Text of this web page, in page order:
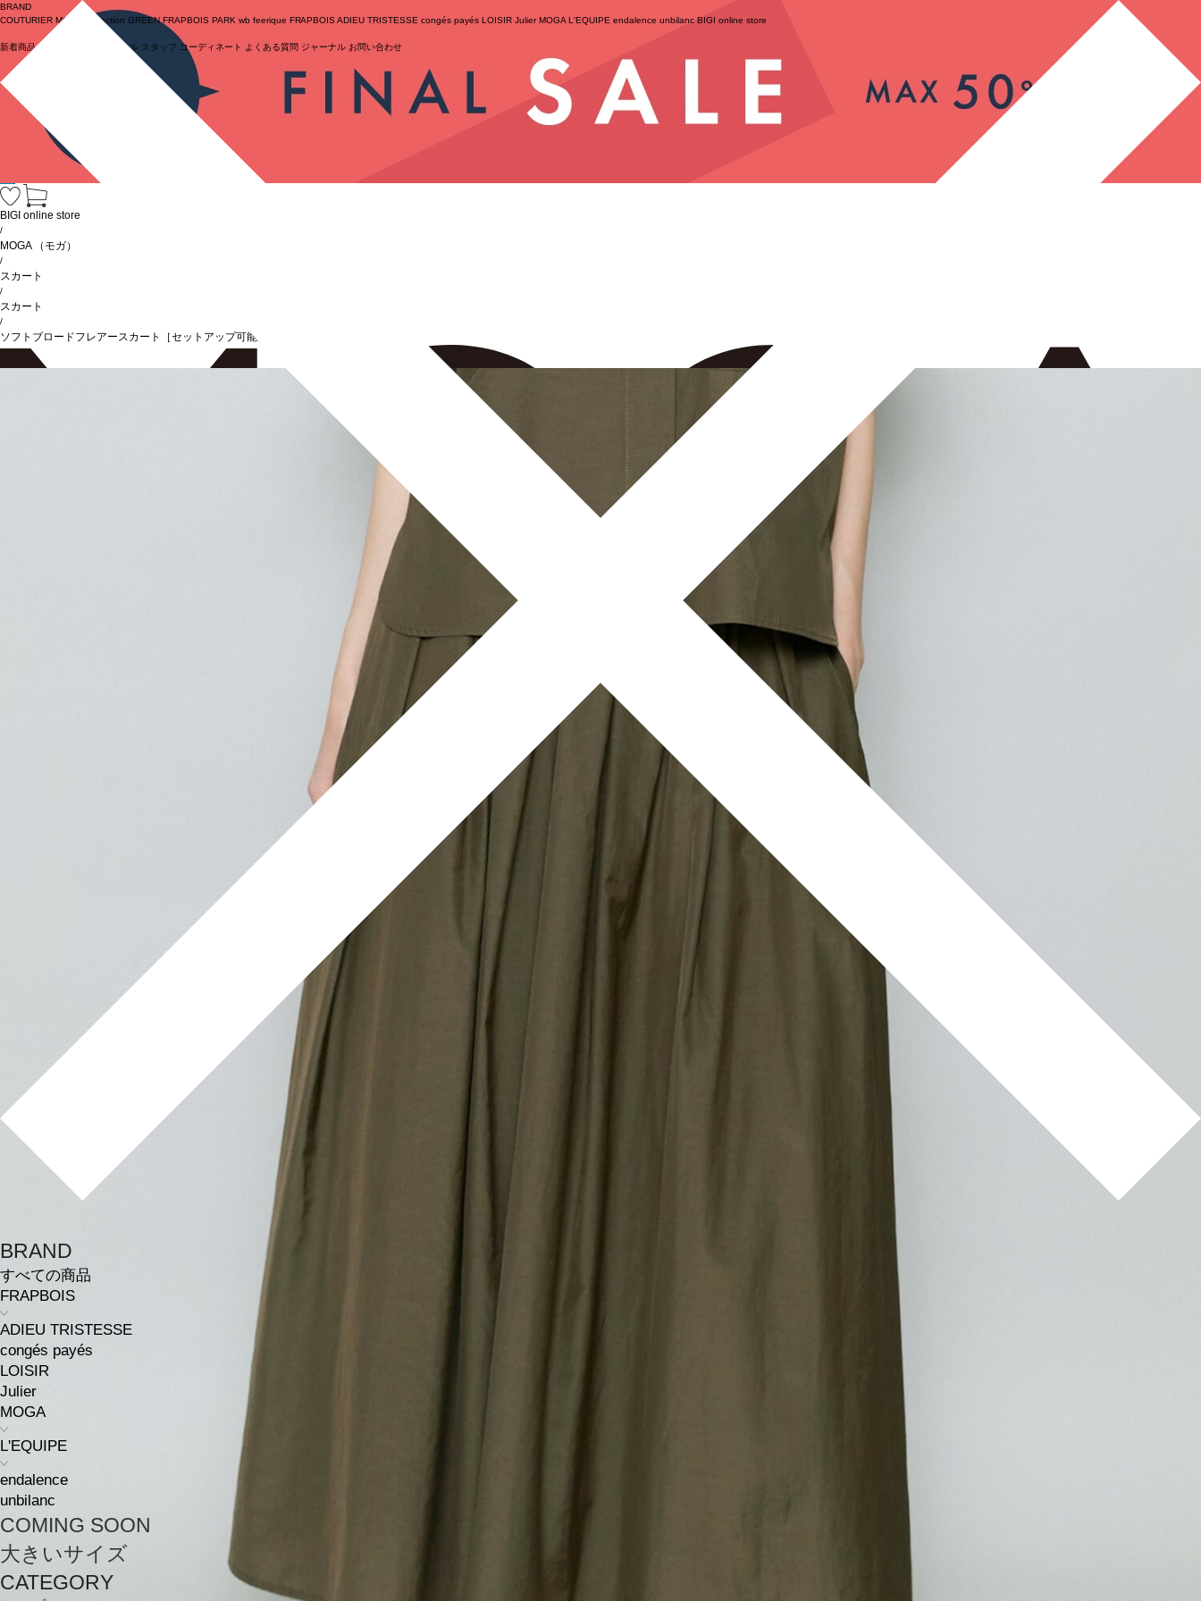
BRAND
COUTURIER MOGA Collection GREEN FRAPBOIS PARK wb feerique FRAPBOIS ADIEU TRISTESSE congés payés LOISIR Julier MOGA L'EQUIPE endalence unbilanc BIGI online store
新着商品 (ライブ) セール スタッフ コーディネート よくある質問 ジャーナル お問い合わせ
BRAND
すべての商品
FRAPBOIS
ADIEU TRISTESSE
congés payés
LOISIR
Julier
MOGA
L'EQUIPE
endalence
unbilanc
COMING SOON
大きいサイズ
CATEGORY
BIGI online store
/
MOGA （モガ）
/
スカート
/
スカート
/
ソフトブロードフレアースカート［セットアップ可能］